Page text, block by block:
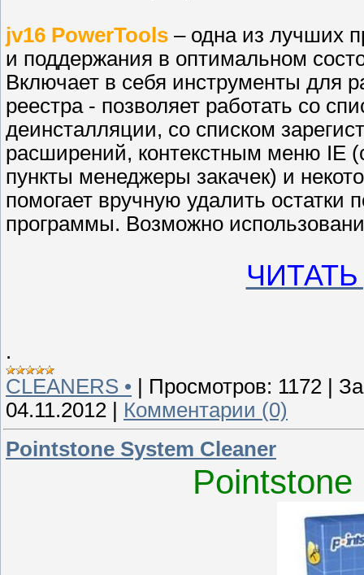
jv16 PowerTools – одна из лучших
и поддержания в оптимальном
Включает в себя инструменты для
реестра - позволяет работать со
деинсталляции, со списком
расширений, контекстным меню IE
пункты менеджеры закачек) и
помогает вручную удалить остатки
программы. Возможно
.
CLEANERS •
Просмотров: 1172
04.11.2012
Комментарии (0)
Pointstone System Cleaner